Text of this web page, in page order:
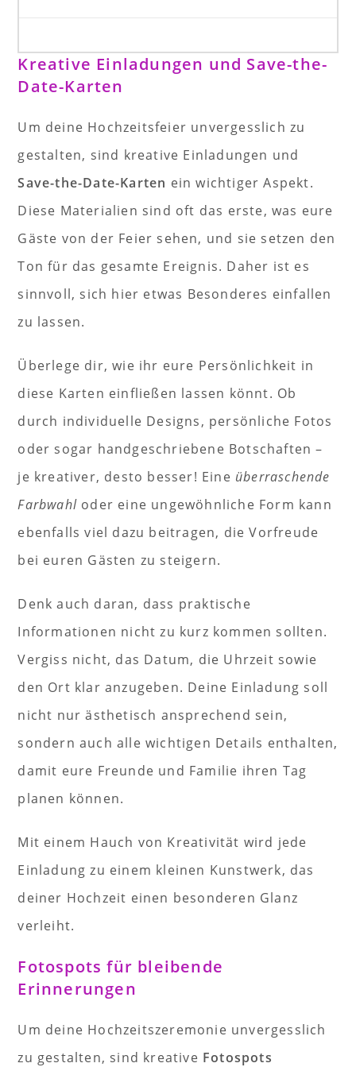
Kreative Einladungen und Save-the-
Date-Karten
Um deine Hochzeitsfeier unvergesslich zu
gestalten, sind kreative Einladungen und
Save-the-Date-Karten ein wichtiger Aspekt.
Diese Materialien sind oft das erste, was eure
Gäste von der Feier sehen, und sie setzen den
Ton für das gesamte Ereignis. Daher ist es
sinnvoll, sich hier etwas Besonderes einfallen
zu lassen.
Überlege dir, wie ihr eure Persönlichkeit in
diese Karten einfließen lassen könnt. Ob
durch individuelle Designs, persönliche Fotos
oder sogar handgeschriebene Botschaften –
je kreativer, desto besser! Eine überraschende
Farbwahl oder eine ungewöhnliche Form kann
ebenfalls viel dazu beitragen, die Vorfreude
bei euren Gästen zu steigern.
Denk auch daran, dass praktische
Informationen nicht zu kurz kommen sollten.
Vergiss nicht, das Datum, die Uhrzeit sowie
den Ort klar anzugeben. Deine Einladung soll
nicht nur ästhetisch ansprechend sein,
sondern auch alle wichtigen Details enthalten,
damit eure Freunde und Familie ihren Tag
planen können.
Mit einem Hauch von Kreativität wird jede
Einladung zu einem kleinen Kunstwerk, das
deiner Hochzeit einen besonderen Glanz
verleiht.
Fotospots für bleibende
Erinnerungen
Um deine Hochzeitszeremonie unvergesslich
zu gestalten, sind kreative Fotospots